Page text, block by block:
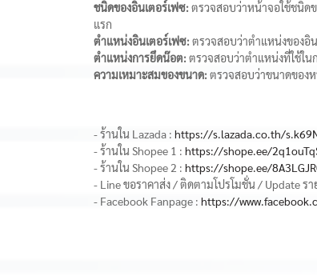
ชนิดของอินเตอร์เฟซ: ตรวจสอบว่าหน้าจอใช้ชนิด
แรก
ตำแหน่งอินเตอร์เฟซ: ตรวจสอบว่าตำแหน่งของ
ตำแหน่งการยึดน๊อต: ตรวจสอบว่าตำแหน่งที่ใช้ใ
ความเหมาะสมของขนาด: ตรวจสอบว่าขนาดของ
- ร้านใน Lazada : https://s.lazada.co.th/
- ร้านใน Shopee 1 : https://shope.ee/
- ร้านใน Shopee 2 : https://shope.ee/
- Line ขอราคาส่ง / ติดตามโปรโมชั่น / Update ร
- Facebook Fanpage : https://